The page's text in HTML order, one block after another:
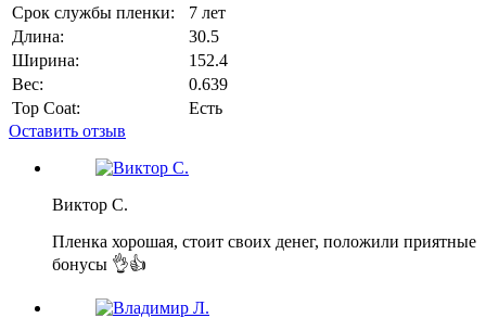
Срок службы пленки:
7 лет
Длина:
30.5
Ширина:
152.4
Вес:
0.639
Top Coat:
Есть
Оставить отзыв
Виктор С.
Пленка хорошая, стоит своих денег, положили приятные
бонусы 👌👍